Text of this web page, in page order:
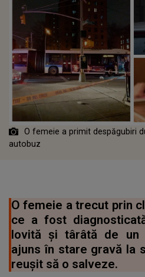
O femeie a primit despăgubiri
autobuz
O femeie a trecut prin
ce a fost
lovită și târâtă de un
ajuns în stare gravă la
reușit să o salveze.